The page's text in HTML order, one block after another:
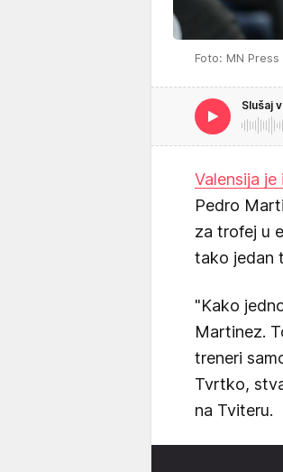
Foto: MN Press
Slušaj
Valensija
Pedro
za trofej u
tako jedan
"Kako
Martinez.
treneri
Tvrtko,
na Tviteru.